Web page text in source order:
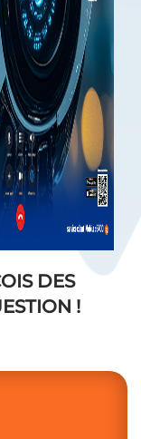
DES
!